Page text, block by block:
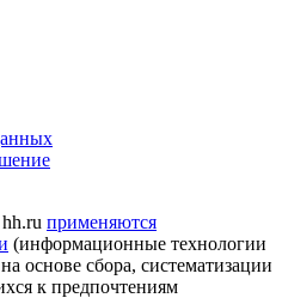
применяются
(информационные технологии
основе сбора, систематизации
к предпочтениям